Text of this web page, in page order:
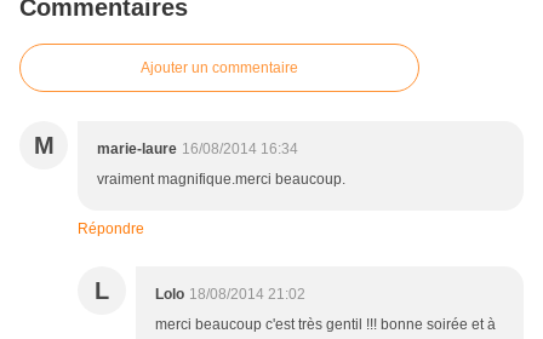
Commentaires
Ajouter un commentaire
M marie-laure 16/08/2014 16:34
vraiment magnifique.merci beaucoup.
Répondre
L Lolo 18/08/2014 21:02
merci beaucoup c'est très gentil !!! bonne soirée et à